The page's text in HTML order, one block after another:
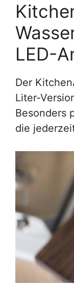
LED-
Der
Liter-
Besonders
die